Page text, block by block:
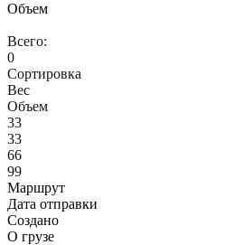
Объем
Всего:
0
Сортировка
Вес
Объем
33
33
66
99
Маршрут
Дата отправки
Создано
О грузе